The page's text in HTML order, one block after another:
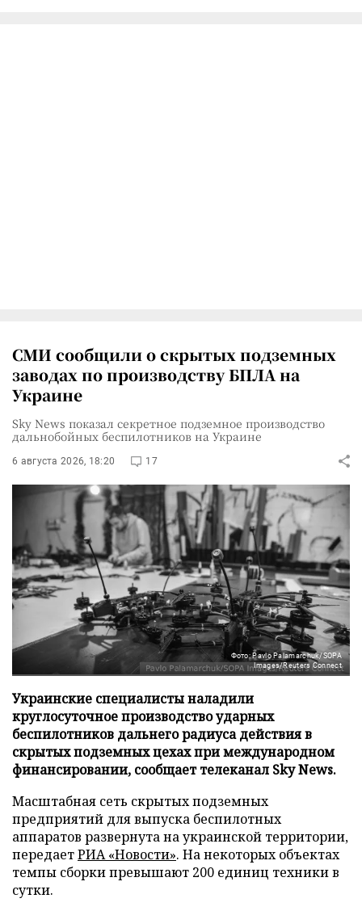
СМИ сообщили о скрытых подземных
заводах по производству БПЛА на
Украине
Sky News показал секретное подземное производство
дальнобойных беспилотников на Украине
6 августа 2026, 18:20 17
Фото: Pavlo Palamarchuk/SOPA
Images/Reuters Connect
Украинские специалисты наладили
круглосуточное производство ударных
беспилотников дальнего радиуса действия в
скрытых подземных цехах при международном
финансировании, сообщает телеканал Sky News.
Масштабная сеть скрытых подземных
предприятий для выпуска беспилотных
аппаратов развернута на украинской территории,
передаетРИА «Новости». На некоторых объектах
темпы сборки превышают 200 единиц техники в
сутки.